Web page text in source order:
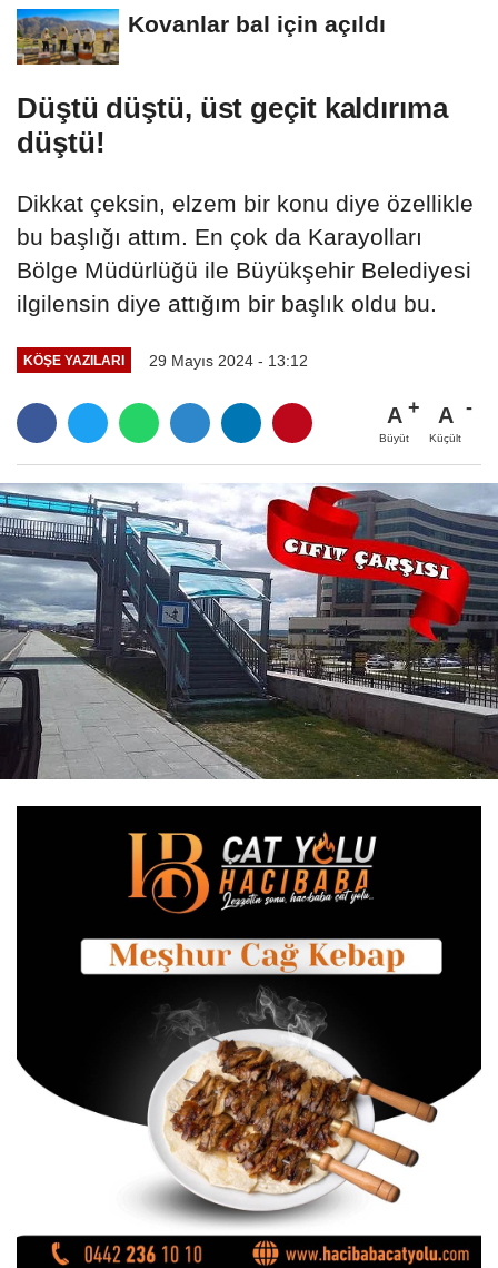
Kovanlar bal için açıldı
Düştü düştü, üst geçit kaldırıma
düştü!
Dikkat çeksin, elzem bir konu diye özellikle
bu başlığı attım. En çok da Karayolları
Bölge Müdürlüğü ile Büyükşehir Belediyesi
ilgilensin diye attığım bir başlık oldu bu.
KÖŞE YAZILARI 29 Mayıs 2024 - 13:12
A
Büyüt
A
Küçült